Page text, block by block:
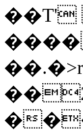
��T'
����
�